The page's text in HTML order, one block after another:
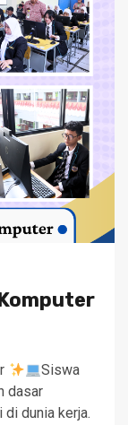
Siswa
dasar
dunia kerja.